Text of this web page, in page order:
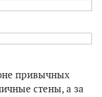
привычных
стены, а за